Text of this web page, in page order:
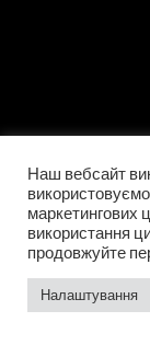
Наш вебсайт
маркетингових
використання
продовжуйте
Налаштування